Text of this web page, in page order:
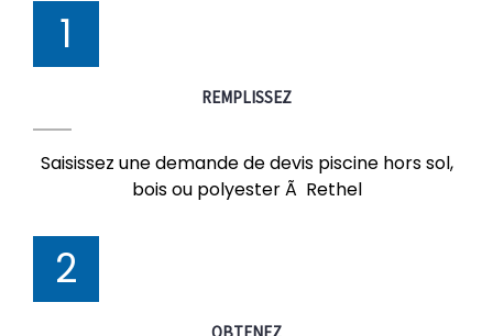
1
REMPLISSEZ
Saisissez une demande de devis piscine hors sol,
bois ou polyester Ã Rethel
2